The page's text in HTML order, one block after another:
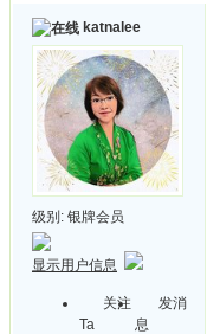
katnalee
级别: 银牌会员
显示用户信息
关注
Ta
发消
息